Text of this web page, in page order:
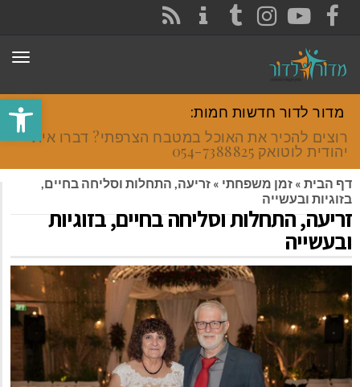
פתח
FACEBOOK
YOUTUBE
INSTAGRAM
TUMBLR
מדור לדור חדשות חמות:
רוצים להכיר את האוכל במטבח הצרפתי? דברו איתי
יהודית לוטואק 054-7388825.
דף הבית » זמן משפחתי » זריעה, התחלות וסליחה בחיים,
בזוגיות ובעשייה
זריעה, התחלות וסליחה בחיים, בזוגיות
ובעשייה